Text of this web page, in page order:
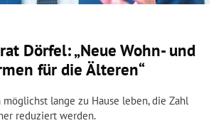
Dörfel: „Neue Wohn- und
für die Älteren“
lange zu Hause leben, die Zahl
reduziert werden.